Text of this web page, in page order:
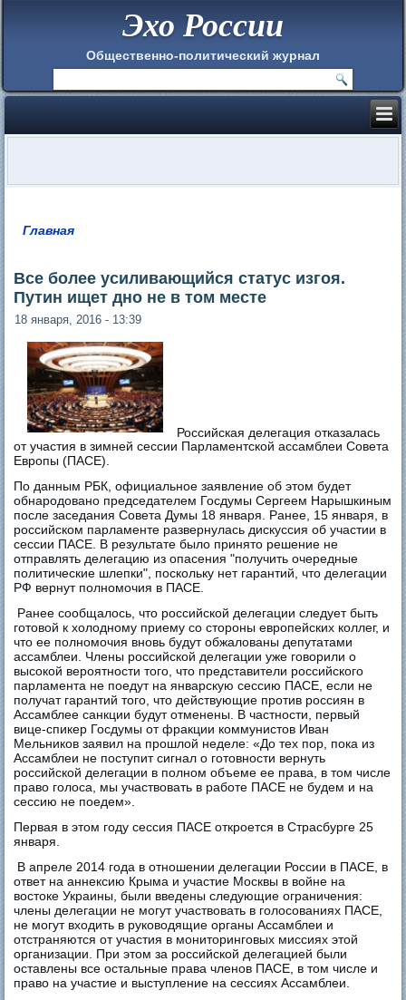
Эхо России
Общественно-политический журнал
Главная
Все более усиливающийся статус изгоя.
Путин ищет дно не в том месте
18 января, 2016 - 13:39
Российская делегация отказалась
от участия в зимней сессии Парламентской ассамблеи Совета
Европы (ПАСЕ).
По данным РБК, официальное заявление об этом будет
обнародовано председателем Госдумы Сергеем Нарышкиным
после заседания Совета Думы 18 января. Ранее, 15 января, в
российском парламенте развернулась дискуссия об участии в
сессии ПАСЕ. В результате было принято решение не
отправлять делегацию из опасения "получить очередные
политические шлепки", поскольку нет гарантий, что делегации
РФ вернут полномочия в ПАСЕ.
Ранее сообщалось, что российской делегации следует быть
готовой к холодному приему со стороны европейских коллег, и
что ее полномочия вновь будут обжалованы депутатами
ассамблеи. Члены российской делегации уже говорили о
высокой вероятности того, что представители российского
парламента не поедут на январскую сессию ПАСЕ, если не
получат гарантий того, что действующие против россиян в
Ассамблее санкции будут отменены. В частности, первый
вице-спикер Госдумы от фракции коммунистов Иван
Мельников заявил на прошлой неделе: «До тех пор, пока из
Ассамблеи не поступит сигнал о готовности вернуть
российской делегации в полном объеме ее права, в том числе
право голоса, мы участвовать в работе ПАСЕ не будем и на
сессию не поедем».
Первая в этом году сессия ПАСЕ откроется в Страсбурге 25
января.
В апреле 2014 года в отношении делегации России в ПАСЕ, в
ответ на аннексию Крыма и участие Москвы в войне на
востоке Украины, были введены следующие ограничения:
члены делегации не могут участвовать в голосованиях ПАСЕ,
не могут входить в руководящие органы Ассамблеи и
отстраняются от участия в мониторинговых миссиях этой
организации. При этом за российской делегацией были
оставлены все остальные права членов ПАСЕ, в том числе и
право на участие и выступление на сессиях Ассамблеи.